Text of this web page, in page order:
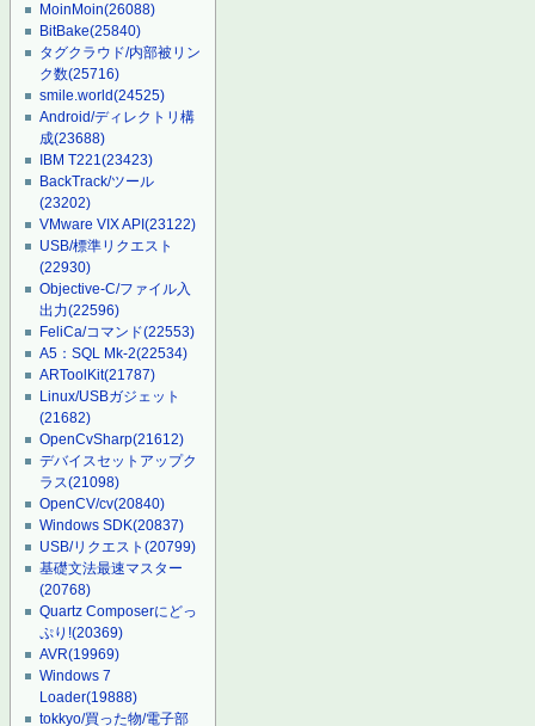
MoinMoin(26088)
BitBake(25840)
タグクラウド/内部被リン
ク数(25716)
smile.world(24525)
Android/ディレクトリ構
成(23688)
IBM T221(23423)
BackTrack/ツール
(23202)
VMware VIX API(23122)
USB/標準リクエスト
(22930)
Objective-C/ファイル入
出力(22596)
FeliCa/コマンド(22553)
A5：SQL Mk-2(22534)
ARToolKit(21787)
Linux/USBガジェット
(21682)
OpenCvSharp(21612)
デバイスセットアップク
ラス(21098)
OpenCV/cv(20840)
Windows SDK(20837)
USB/リクエスト(20799)
基礎文法最速マスター
(20768)
Quartz Composerにどっ
ぷり!(20369)
AVR(19969)
Windows 7
Loader(19888)
tokkyo/買った物/電子部